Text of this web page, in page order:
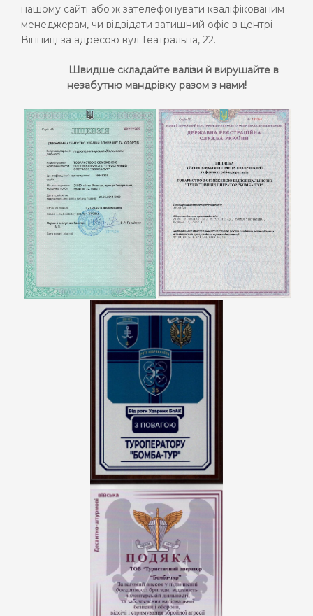
нашому сайті або ж зателефонувати кваліфікованим
менеджерам, чи відвідати затишний офіс в центрі
Вінниці за адресою вул.Театральна, 22.
Швидше складайте валізи й вирушайте в
незабутню мандрівку разом з нами!